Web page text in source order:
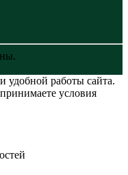
удобной работы сайта.
условия